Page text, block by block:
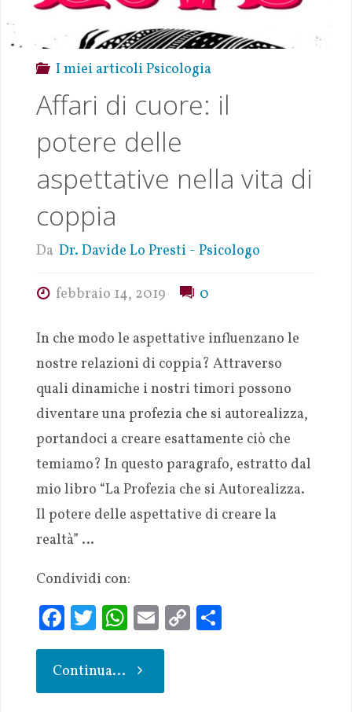
I miei articoli Psicologia
Affari di cuore: il
potere delle
aspettative nella vita di
coppia
Da Dr. Davide Lo Presti - Psicologo
febbraio 14, 2019 0
In che modo le aspettative influenzano le
nostre relazioni di coppia? Attraverso
quali dinamiche i nostri timori possono
diventare una profezia che si autorealizza,
portandoci a creare esattamente ciò che
temiamo? In questo paragrafo, estratto dal
mio libro “La Profezia che si Autorealizza.
Il potere delle aspettative di creare la
realtà” …
Condividi con:
Fa
ce
b
oo
T
w
it
te
W
h
at
s
E
m
l
C S
Continua...